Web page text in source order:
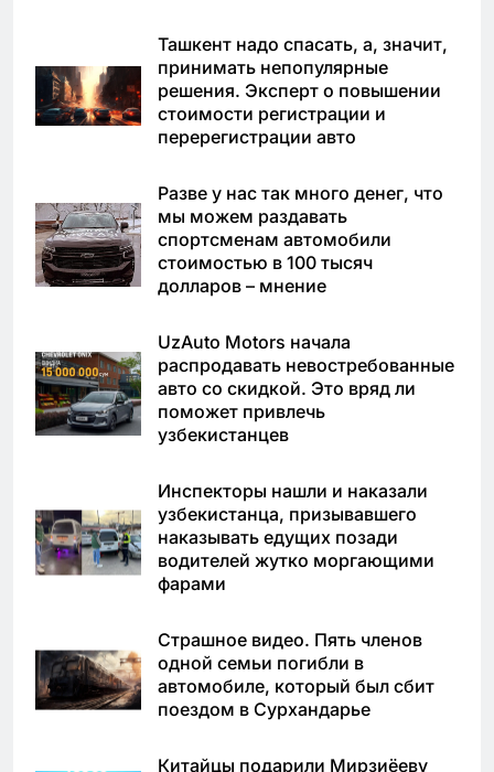
Ташкент надо спасать, а, значит,
принимать непопулярные
решения. Эксперт о повышении
стоимости регистрации и
перерегистрации авто
Разве у нас так много денег, что
мы можем раздавать
спортсменам автомобили
стоимостью в 100 тысяч
долларов – мнение
UzAuto Motors начала
распродавать невостребованные
авто со скидкой. Это вряд ли
поможет привлечь
узбекистанцев
Инспекторы нашли и наказали
узбекистанца, призывавшего
наказывать едущих позади
водителей жутко моргающими
фарами
Страшное видео. Пять членов
одной семьи погибли в
автомобиле, который был сбит
поездом в Сурхандарье
Китайцы подарили Мирзиёеву